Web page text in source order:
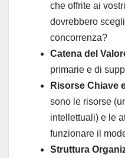
che offrite ai
dovrebbero
concorrenza?
Catena del
primarie e di
Risorse Chiave
sono le risorse
intellettuali) e le
funzionare il
Struttura